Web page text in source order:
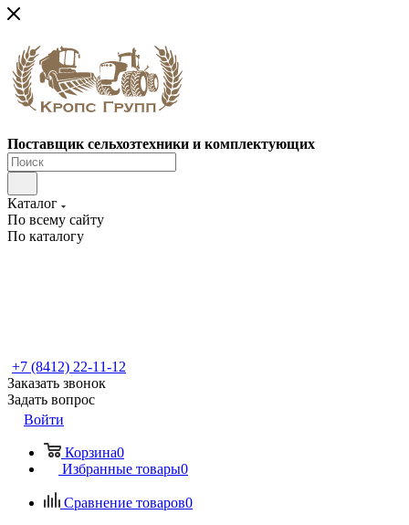
Поставщик сельхозтехники и комплектующих
Каталог
По всему сайту
По каталогу
+7 (8412) 22-11-12
Заказать звонок
Задать вопрос
Войти
Корзина0
Избранные товары0
Сравнение товаров0